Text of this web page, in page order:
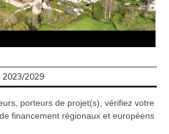
2023/2029
porteurs de projet(s), vérifiez votre
financement régionaux et européens